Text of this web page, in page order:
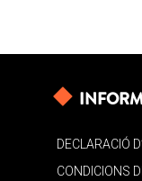
DECLARACIÓ
CONDICIONS